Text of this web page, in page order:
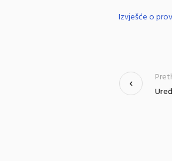
Izvješće o